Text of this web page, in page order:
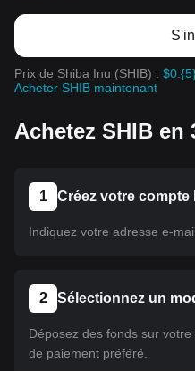
Prix de Shiba Inu (SHIB) :
Acheter SHIB maintenant
Achetez SHIB en
1 Créez votre
Indiquez votre adresse e-
2 Sélectionnez un
Déposez des fonds sur
de paiement préféré.